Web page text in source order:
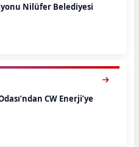
Nilüfer Belediyesi
CW Enerji’ye